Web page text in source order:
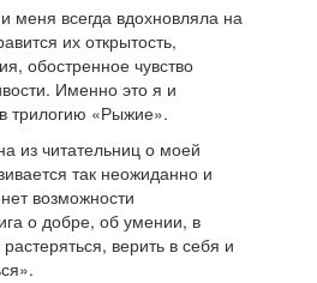
всегда вдохновляла на
их открытость,
обостренное чувство
Именно это я и
трилогию «Рыжие».
из читательниц о моей
так неожиданно и
возможности
о добре, об умении, в
верить в себя и